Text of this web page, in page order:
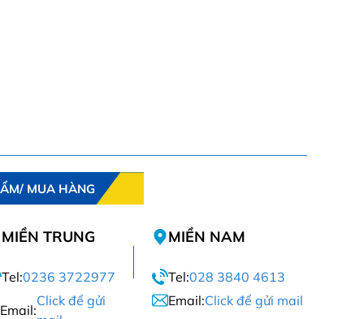
MUA HÀNG
MIỀN TRUNG
Tel:0236 3722977
Email:
Click để gửi
MIỀN NAM
Tel:028 3840 4613
Email:Click để gửi mail